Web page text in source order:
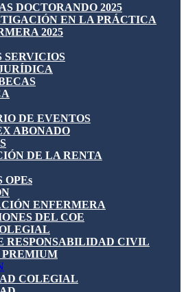
DOCTORANDO 2025
EN LA PRÁCTICA
2025
SERVICIOS
DE EVENTOS
ABONADO
DE LA RENTA
OPEs
ENFERMERA
DEL COE
RESPONSABILIDAD CIVIL
PREMIUM
COLEGIAL